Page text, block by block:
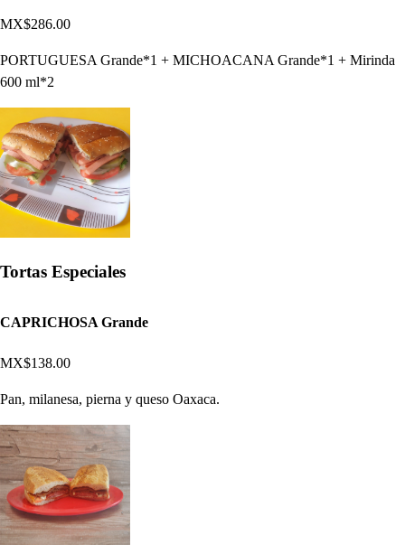
MX$286.00
PORTUGUESA Grande*1 + MICHOACANA Grande*1 + Mirinda
600 ml*2
Tortas Especiales
CAPRICHOSA Grande
MX$138.00
Pan, milanesa, pierna y queso Oaxaca.